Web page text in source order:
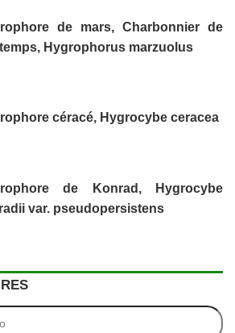
de mars, Charbonnier de
Hygrophorus marzuolus
céracé, Hygrocybe ceracea
de Konrad, Hygrocybe
var. pseudopersistens